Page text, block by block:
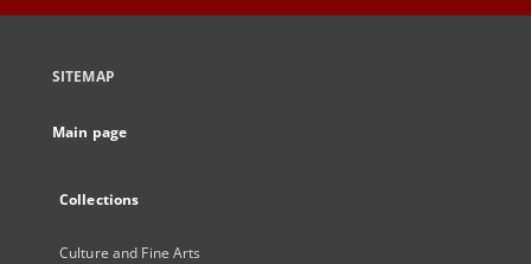
SITEMAP
Main page
Collections
Culture and Fine Arts